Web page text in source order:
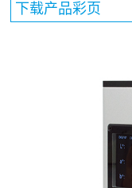
下载产品彩页